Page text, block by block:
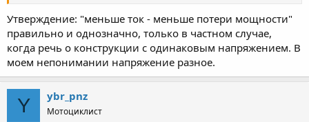
Утверждение: "меньше ток - меньше потери мощности"
правильно и однозначно, только в частном случае,
когда речь о конструкции с одинаковым напряжением. В
моем непонимании напряжение разное.
Y ybr_pnz
Мотоциклист